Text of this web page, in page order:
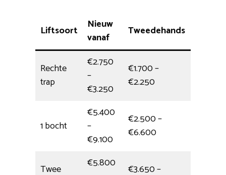
Liftsoort
Nieuw
vanaf
Tweedehands
Rechte
trap
€2.750
–
€3.250
€1.700 –
€2.250
1 bocht
€5.400
–
€9.100
€2.500 –
€6.600
Twee
€5.800
€3.650 –